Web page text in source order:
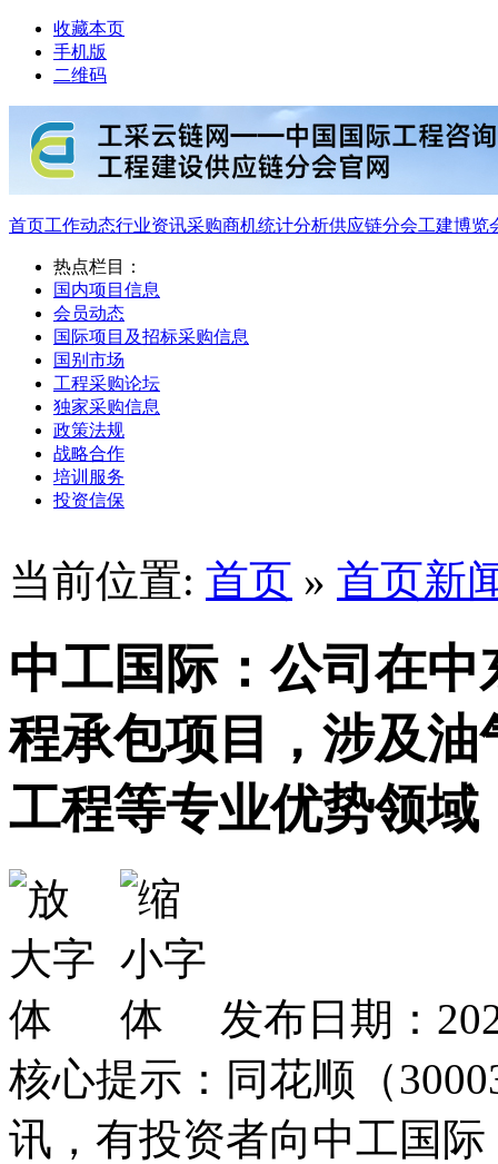
收藏本页
手机版
二维码
首页工作动态行业资讯采购商机统计分析供应链分会工建博览
热点栏目：
国内项目信息
会员动态
国际项目及招标采购信息
国别市场
工程采购论坛
独家采购信息
政策法规
战略合作
培训服务
投资信保
当前位置: 首页 » 首页新
中工国际：公司在
程承包项目，涉及
工程等专业优势领域
发布日期：
核心提示：同花顺（
讯，有投资者向中工国